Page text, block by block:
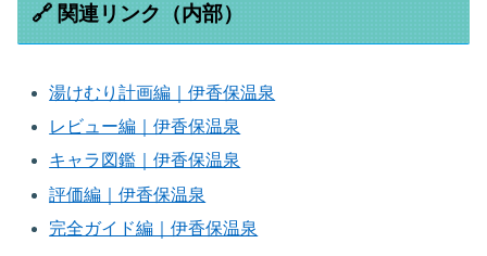
🔗 関連リンク（内部）
湯けむり計画編｜伊香保温泉
レビュー編｜伊香保温泉
キャラ図鑑｜伊香保温泉
評価編｜伊香保温泉
完全ガイド編｜伊香保温泉